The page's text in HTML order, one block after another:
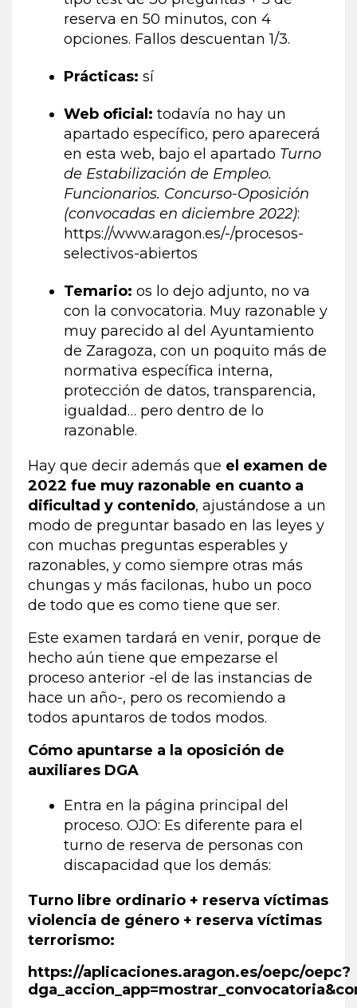
reserva en 50 minutos, con 4
opciones. Fallos descuentan 1/3.
Prácticas: sí
Web oficial: todavía no hay un
apartado específico, pero aparecerá
en esta web, bajo el apartado Turno
de Estabilización de Empleo.
Funcionarios. Concurso-Oposición
(convocadas en diciembre 2022):
https://www.aragon.es/-/procesos-
selectivos-abiertos
Temario: os lo dejo adjunto, no va
con la convocatoria. Muy razonable y
muy parecido al del Ayuntamiento
de Zaragoza, con un poquito más de
normativa específica interna,
protección de datos, transparencia,
igualdad… pero dentro de lo
razonable.
Hay que decir además que el examen de
2022 fue muy razonable en cuanto a
dificultad y contenido, ajustándose a un
modo de preguntar basado en las leyes y
con muchas preguntas esperables y
razonables, y como siempre otras más
chungas y más facilonas, hubo un poco
de todo que es como tiene que ser.
Este examen tardará en venir, porque de
hecho aún tiene que empezarse el
proceso anterior -el de las instancias de
hace un año-, pero os recomiendo a
todos apuntaros de todos modos.
Cómo apuntarse a la oposición de
auxiliares DGA
Entra en la página principal del
proceso. OJO: Es diferente para el
turno de reserva de personas con
discapacidad que los demás:
Turno libre ordinario + reserva víctimas
violencia de género + reserva víctimas
terrorismo:
https://aplicaciones.aragon.es/oepc/oepc?